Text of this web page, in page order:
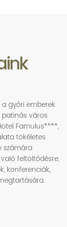
győri emberek
patinás város
Famulus****,
tökéletes
számára
feltöltődésre,
konferenciák,